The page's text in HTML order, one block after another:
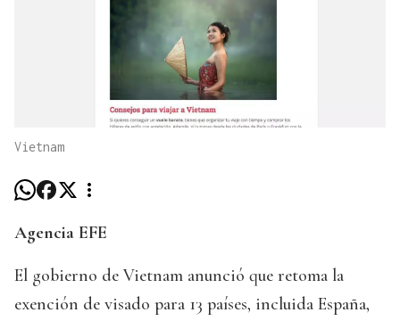
Vietnam
Agencia EFE
El gobierno de Vietnam anunció que retoma la
exención de visado para 13 países, incluida España,